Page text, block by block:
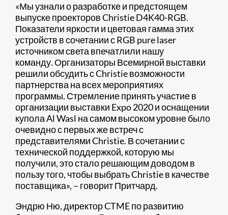
«Мы узнали о разработке и предстоящем
выпуске проекторов Christie D4K40-RGB.
Показатели яркости и цветовая гамма этих
устройств в сочетании с RGB pure laser
источником света впечатлили нашу
команду. Организаторы Всемирной выставки
решили обсудить с Christie возможности
партнерства на всех мероприятиях
программы. Стремление принять участие в
организации выставки Expo 2020 и оснащении
купола Al Wasl на самом высоком уровне было
очевидно с первых же встреч с
представителями Christie. В сочетании с
технической поддержкой, которую мы
получили, это стало решающим доводом в
пользу того, чтобы выбрать Christie в качестве
поставщика», – говорит Притчард.
Эндрю Ню, директор CTME по развитию